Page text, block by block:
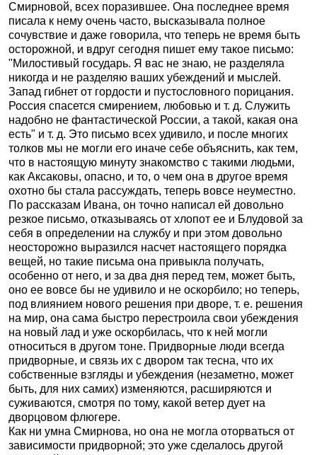
Смирновой, всех поразившее. Она последнее время
писала к нему очень часто, высказывала полное
сочувствие и даже говорила, что теперь не время быть
осторожной, и вдруг сегодня пишет ему такое письмо:
"Милостивый государь. Я вас не знаю, не разделяла
никогда и не разделяю ваших убеждений и мыслей.
Запад гибнет от гордости и пустословного порицания.
Россия спасется смирением, любовью и т. д. Служить
надобно не фантастической России, а такой, какая она
есть" и т. д. Это письмо всех удивило, и после многих
толков мы не могли его иначе себе объяснить, как тем,
что в настоящую минуту знакомство с такими людьми,
как Аксаковы, опасно, и то, о чем она в другое время
охотно бы стала рассуждать, теперь вовсе неуместно.
По рассказам Ивана, он точно написал ей довольно
резкое письмо, отказываясь от хлопот ее и Блудовой за
себя в определении на службу и при этом довольно
неосторожно выразился насчет настоящего порядка
вещей, но такие письма она привыкла получать,
особенно от него, и за два дня перед тем, может быть,
оно ее вовсе бы не удивило и не оскорбило; но теперь,
под влиянием нового решения при дворе, т. е. решения
на мир, она сама быстро перестроила свои убеждения
на новый лад и уже оскорбилась, что к ней могли
относиться в другом тоне. Придворные люди всегда
придворные, и связь их с двором так тесна, что их
собственные взгляды и убеждения (незаметно, может
быть, для них самих) изменяются, расширяются и
суживаются, смотря по тому, какой ветер дует на
дворцовом флюгере.
Как ни умна Смирнова, но она не могла оторваться от
зависимости придворной; это уже сделалось другой